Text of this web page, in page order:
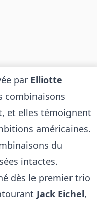
par Elliotte
combinaisons
et elles témoignent
américaines.
du
intactes.
dès le premier trio
Jack Eichel,